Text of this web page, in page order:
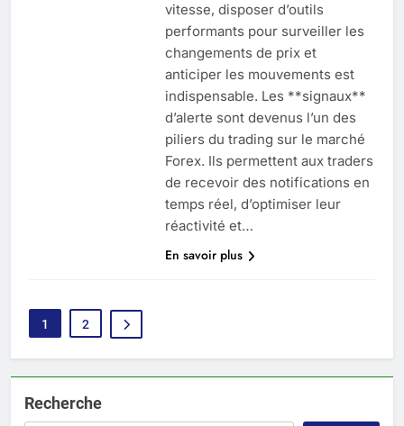
vitesse, disposer d’outils
performants pour surveiller les
changements de prix et
anticiper les mouvements est
indispensable. Les **signaux**
d’alerte sont devenus l’un des
piliers du trading sur le marché
Forex. Ils permettent aux traders
de recevoir des notifications en
temps réel, d’optimiser leur
réactivité et…
En savoir plus
1 2
Recherche